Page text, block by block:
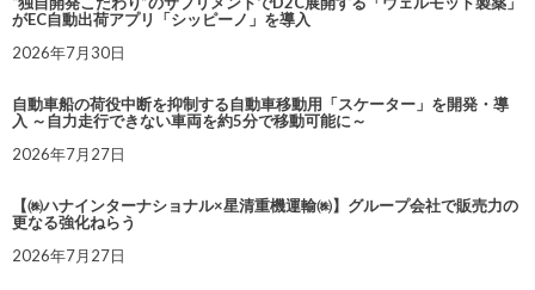
がEC自動出荷アプリ「シッピーノ」を導入
2026年7月30日
自動車船の荷役中断を抑制する自動車移動用「スケーター」を開発・導
入 ～自力走行できない車両を約5分で移動可能に～
2026年7月27日
【㈱ハナインターナショナル×星清重機運輸㈱】グループ会社で販売力の
更なる強化ねらう
2026年7月27日